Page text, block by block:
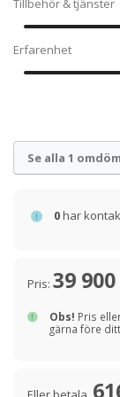
Tillbehör & tjänster
Erfarenhet
Se alla 1
0har
Pris: 39
Obs! Pris
gärna före